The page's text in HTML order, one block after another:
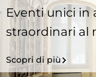
Eventi unici in
straordinari al
Scopri di più